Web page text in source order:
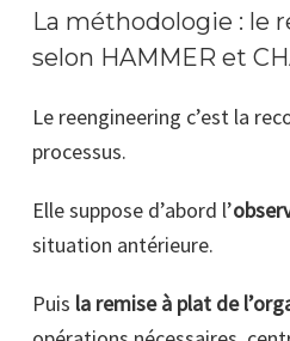
La méthodologie : le
selon HAMMER et
Le reengineering c’est la
processus.
Elle suppose d’abord l’
situation antérieure.
Puis la remise à plat de